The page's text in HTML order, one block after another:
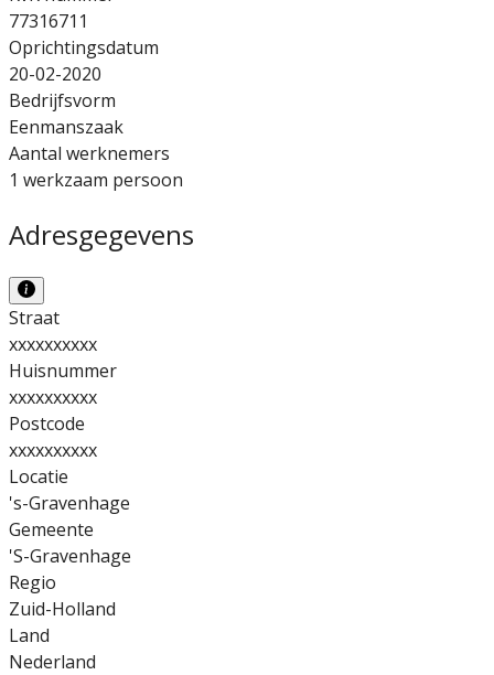
77316711
Oprichtingsdatum
20-02-2020
Bedrijfsvorm
Eenmanszaak
Aantal werknemers
1 werkzaam persoon
Adresgegevens
Straat
xxxxxxxxxx
Huisnummer
xxxxxxxxxx
Postcode
xxxxxxxxxx
Locatie
's-Gravenhage
Gemeente
'S-Gravenhage
Regio
Zuid-Holland
Land
Nederland